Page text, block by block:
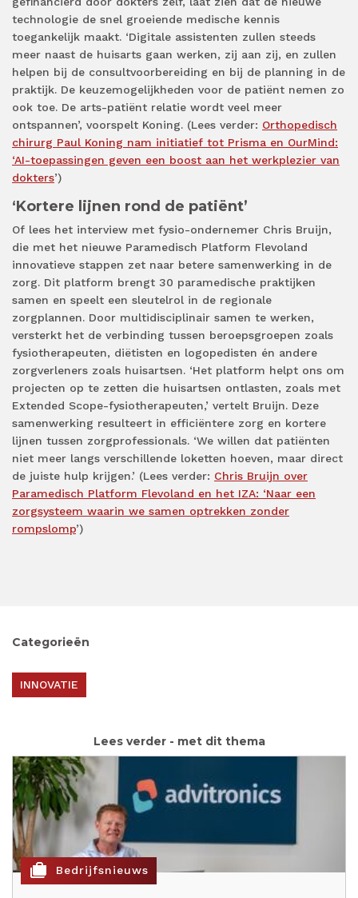
technologie de snel groeiende medische kennis
toegankelijk maakt. ‘Digitale assistenten zullen steeds
meer naast de huisarts gaan werken, zij aan zij, en zullen
helpen bij de consultvoorbereiding en bij de planning in de
praktijk. De keuzemogelijkheden voor de patiënt nemen zo
ook toe. De arts-patiënt relatie wordt veel meer
ontspannen’, voorspelt Koning. (Lees verder: Orthopedisch
chirurg Paul Koning nam initiatief tot Prisma en OurMind:
‘AI-toepassingen geven een boost aan het werkplezier van
dokters’)
‘Kortere lijnen rond de patiënt’
Of lees het interview met fysio-ondernemer Chris Bruijn,
die met het nieuwe Paramedisch Platform Flevoland
innovatieve stappen zet naar betere samenwerking in de
zorg. Dit platform brengt 30 paramedische praktijken
samen en speelt een sleutelrol in de regionale
zorgplannen. Door multidisciplinair samen te werken,
versterkt het de verbinding tussen beroepsgroepen zoals
fysiotherapeuten, diëtisten en logopedisten én andere
zorgverleners zoals huisartsen. ‘Het platform helpt ons om
projecten op te zetten die huisartsen ontlasten, zoals met
Extended Scope-fysiotherapeuten,’ vertelt Bruijn. Deze
samenwerking resulteert in efficiëntere zorg en kortere
lijnen tussen zorgprofessionals. ‘We willen dat patiënten
niet meer langs verschillende loketten hoeven, maar direct
de juiste hulp krijgen.’ (Lees verder: Chris Bruijn over
Paramedisch Platform Flevoland en het IZA: ‘Naar een
zorgsysteem waarin we samen optrekken zonder
rompslomp’)
Categorieën
INNOVATIE
Lees verder - met dit thema
cases Bedrijfsnieuws